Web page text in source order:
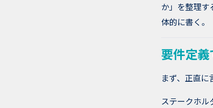
か」を整理
体的に書く。
要件定
まず、正直に
ステークホル